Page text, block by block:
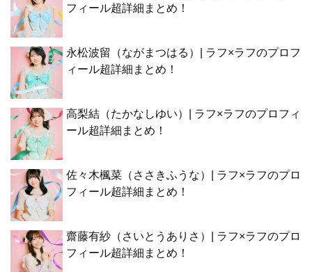
フィール超詳細まとめ！
永松波留（ながまつはる）| ラフ×ラフのプロフ
ィール超詳細まとめ！
高梨結（たかなしゆい）| ラフ×ラフのプロフィ
ール超詳細まとめ！
佐々木楓菜（ささきふうな）| ラフ×ラフのプロ
フィール超詳細まとめ！
齋藤有紗（さいとうありさ）| ラフ×ラフのプロ
フィール超詳細まとめ！